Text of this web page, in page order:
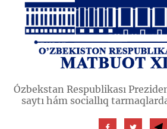
Ózbekstan Respublikası
saytı hám sociallıq